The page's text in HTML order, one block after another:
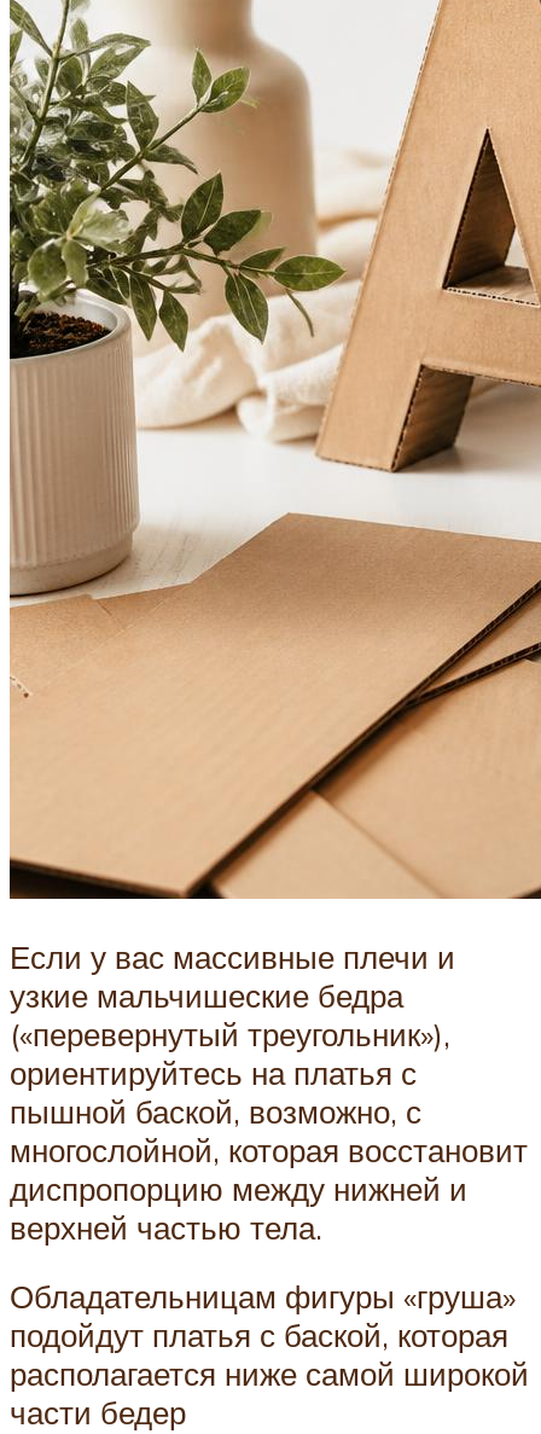
Если у вас массивные плечи и
узкие мальчишеские бедра
(«перевернутый треугольник»),
ориентируйтесь на платья с
пышной баской, возможно, с
многослойной, которая восстановит
диспропорцию между нижней и
верхней частью тела.
Обладательницам фигуры «груша»
подойдут платья с баской, которая
располагается ниже самой широкой
части бедер